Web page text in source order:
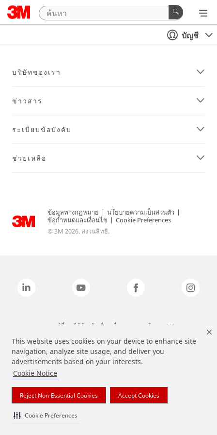
This website uses cookies on your device to enhance site
navigation, analyze site usage, and deliver you
advertisements based on your interests.
Cookie Notice
Reject Non-Essential Cookies Accept Cookies
Cookie Preferences
บัญชี
บริษัทของเรา
ข่าวสาร
ระเบียบข้อบังคับ
ช่วยเหลือ
ข้อมูลทางกฎหมาย | นโยบายความเป็นส่วนตัว |
ข้อกำหนดและเงื่อนไข | Cookie Preferences
© 3M 2026. สงวนสิทธิ.
แบรนด์ที่ระบุไว้ข้างต้นเป็นเครื่องหมายการค้าของ 3M